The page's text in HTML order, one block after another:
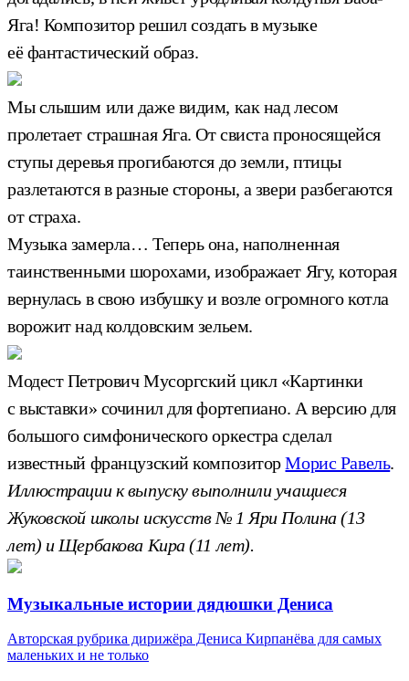
Яга! Композитор решил создать в музыке
её фантастический образ.
Мы слышим или даже видим, как над лесом
пролетает страшная Яга. От свиста проносящейся
ступы деревья прогибаются до земли, птицы
разлетаются в разные стороны, а звери разбегаются
от страха.
Музыка замерла… Теперь она, наполненная
таинственными шорохами, изображает Ягу, которая
вернулась в свою избушку и возле огромного котла
ворожит над колдовским зельем.
Модест Петрович Мусоргский цикл «Картинки
с выставки» сочинил для фортепиано. А версию для
большого симфонического оркестра сделал
известный французский композиторМорис Равель.
Иллюстрации к выпуску выполнили учащиеся
Жуковской школы искусств № 1 Яри Полина (13
лет) и Щербакова Кира (11 лет).
Музыкальные истории дядюшки Дениса
Авторская рубрика дирижёра Дениса Кирпанёва для самых
маленьких и не только